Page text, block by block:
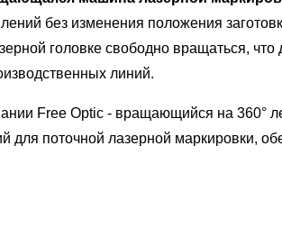
без изменения положения
головке свободно вращаться,
линий.
Free Optic - вращающийся на 360°
для поточной лазерной маркировки,